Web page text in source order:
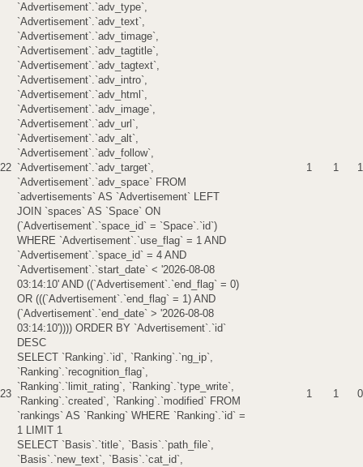
22
`Advertisement`.`adv_type`,
`Advertisement`.`adv_text`,
`Advertisement`.`adv_timage`,
`Advertisement`.`adv_tagtitle`,
`Advertisement`.`adv_tagtext`,
`Advertisement`.`adv_intro`,
`Advertisement`.`adv_html`,
`Advertisement`.`adv_image`,
`Advertisement`.`adv_url`,
`Advertisement`.`adv_alt`,
`Advertisement`.`adv_follow`,
`Advertisement`.`adv_target`,
`Advertisement`.`adv_space` FROM
`advertisements` AS `Advertisement` LEFT
JOIN `spaces` AS `Space` ON
(`Advertisement`.`space_id` = `Space`.`id`)
WHERE `Advertisement`.`use_flag` = 1 AND
`Advertisement`.`space_id` = 4 AND
`Advertisement`.`start_date` < '2026-08-08
03:14:10' AND ((`Advertisement`.`end_flag` = 0)
OR (((`Advertisement`.`end_flag` = 1) AND
(`Advertisement`.`end_date` > '2026-08-08
03:14:10')))) ORDER BY `Advertisement`.`id`
DESC
1 1 1
23
SELECT `Ranking`.`id`, `Ranking`.`ng_ip`,
`Ranking`.`recognition_flag`,
`Ranking`.`limit_rating`, `Ranking`.`type_write`,
`Ranking`.`created`, `Ranking`.`modified` FROM
`rankings` AS `Ranking` WHERE `Ranking`.`id` =
1 LIMIT 1
1 1 0
SELECT `Basis`.`title`, `Basis`.`path_file`,
`Basis`.`new_text`, `Basis`.`cat_id`,